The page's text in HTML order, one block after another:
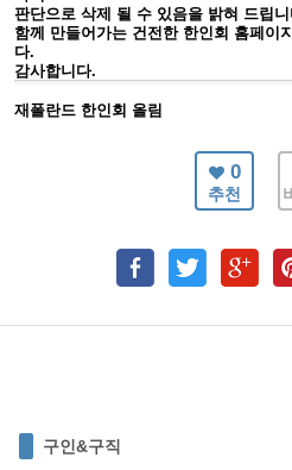
판단으로 삭제 될 수 있음을 밝혀 드립니
함께 만들어가는 건전한 한인회 홈페이
다.
감사합니다.
재폴란드 한인회 올림
0
추천
구인&구직